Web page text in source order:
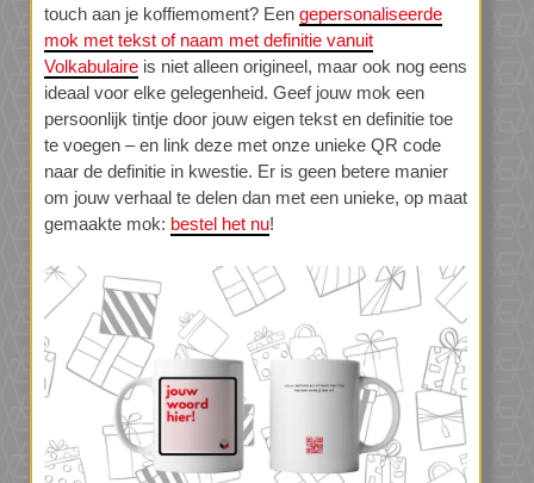
touch aan je koffiemoment? Een gepersonaliseerde
mok met tekst of naam met definitie vanuit
Volkabulaire is niet alleen origineel, maar ook nog eens
ideaal voor elke gelegenheid. Geef jouw mok een
persoonlijk tintje door jouw eigen tekst en definitie toe
te voegen – en link deze met onze unieke QR code
naar de definitie in kwestie. Er is geen betere manier
om jouw verhaal te delen dan met een unieke, op maat
gemaakte mok: bestel het nu!